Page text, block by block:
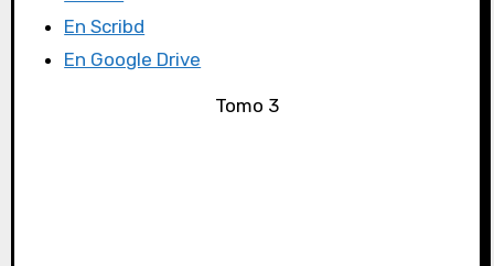
En Scribd
En Google Drive
Tomo 3